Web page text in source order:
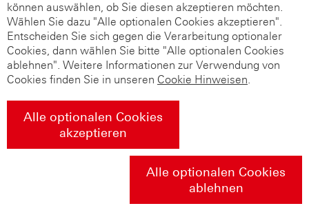
können auswählen, ob Sie diesen akzeptieren möchten.
Wählen Sie dazu "Alle optionalen Cookies akzeptieren".
Entscheiden Sie sich gegen die Verarbeitung optionaler
Cookies, dann wählen Sie bitte "Alle optionalen Cookies
ablehnen". Weitere Informationen zur Verwendung von
Cookies finden Sie in unseren Cookie Hinweisen.
Alle optionalen Cookies
akzeptieren
Alle optionalen Cookies
ablehnen